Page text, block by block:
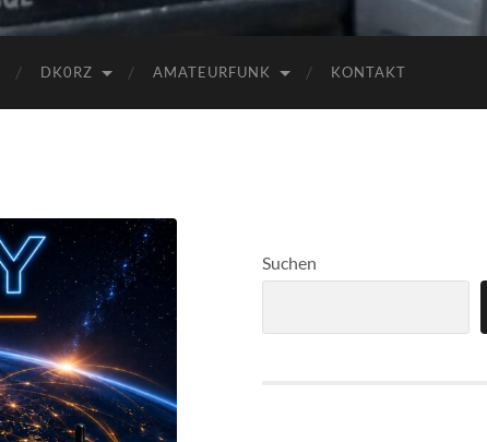
DK0RZ AMATEURFUNK KONTAKT
Suchen